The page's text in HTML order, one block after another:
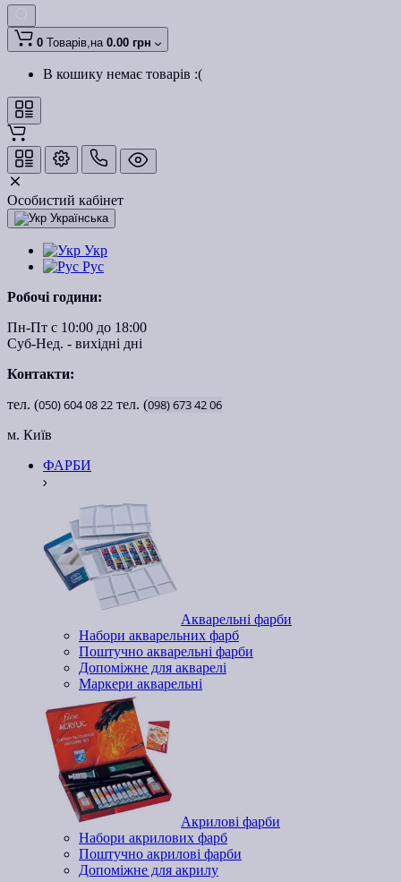
0 Товарів,на 0.00 грн
В кошику немає товарів :(
Особистий кабінет
Українська
Укр
Рус
Робочі години:
Пн-Пт с 10:00 до 18:00
Суб-Нед. - вихідні дні
Контакти:
тел. (050)6040822 тел. (098)6734206
м. Київ
ФАРБИ
Акварельні фарби
Набори акварельних фарб
Поштучно акварельні фарби
Допоміжне для акварелі
Маркери акварельні
Акрилові фарби
Набори акрилових фарб
Поштучно акрилові фарби
Допоміжне для акрилу